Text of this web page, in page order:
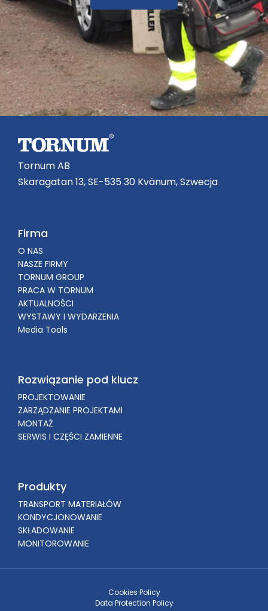
Tornum AB
Skaragatan 13, SE-535 30 Kvänum, Szwecja
Firma
O NAS
NASZE FIRMY
TORNUM GROUP
PRACA W TORNUM
AKTUALNOŚCI
WYSTAWY I WYDARZENIA
Media Tools
Rozwiązanie pod klucz
PROJEKTOWANIE
ZARZĄDZANIE PROJEKTAMI
MONTAŻ
SERWIS I CZĘŚCI ZAMIENNE
Produkty
TRANSPORT MATERIAŁÓW
KONDYCJONOWANIE
SKŁADOWANIE
MONITOROWANIE
Cookies Policy
Data Protection Policy